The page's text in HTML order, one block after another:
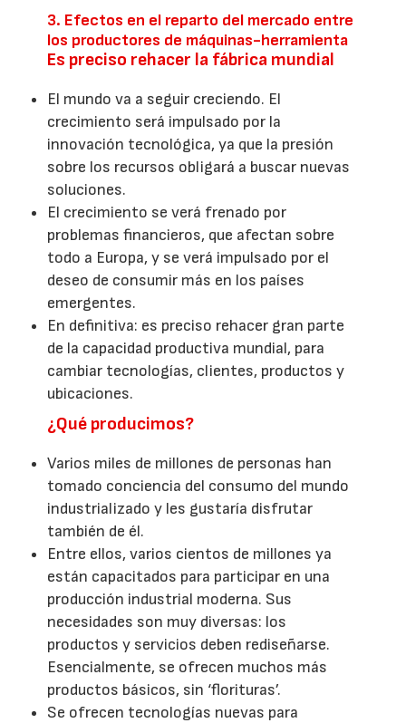
3. Efectos en el reparto del mercado entre
los productores de máquinas-herramienta
Es preciso rehacer la fábrica mundial
El mundo va a seguir creciendo. El
crecimiento será impulsado por la
innovación tecnológica, ya que la presión
sobre los recursos obligará a buscar nuevas
soluciones.
El crecimiento se verá frenado por
problemas financieros, que afectan sobre
todo a Europa, y se verá impulsado por el
deseo de consumir más en los países
emergentes.
En definitiva: es preciso rehacer gran parte
de la capacidad productiva mundial, para
cambiar tecnologías, clientes, productos y
ubicaciones.
¿Qué producimos?
Varios miles de millones de personas han
tomado conciencia del consumo del mundo
industrializado y les gustaría disfrutar
también de él.
Entre ellos, varios cientos de millones ya
están capacitados para participar en una
producción industrial moderna. Sus
necesidades son muy diversas: los
productos y servicios deben rediseñarse.
Esencialmente, se ofrecen muchos más
productos básicos, sin ‘florituras’.
Se ofrecen tecnologías nuevas para